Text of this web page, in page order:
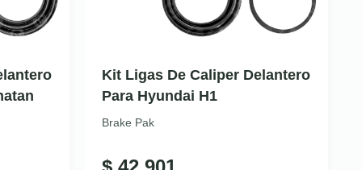
Kit Ligas De Caliper Delantero
Para Hyundai H1
Brake Pak